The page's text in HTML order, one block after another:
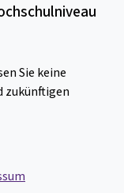
Sie keine
zukünftigen